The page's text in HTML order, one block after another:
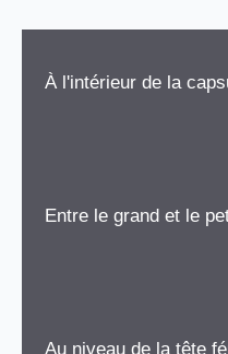
À l'intérieur de la
Entre le grand et le
Au niveau de la tête